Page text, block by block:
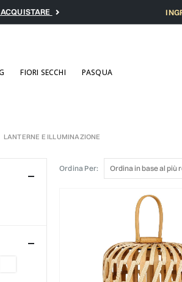
FIORI SECCHI PASQUA
LANTERNE E ILLUMINAZIONE
Ordina Per: